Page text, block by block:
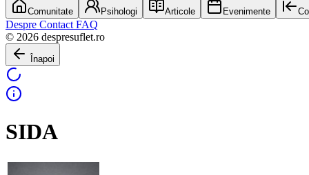
Comunitate Psihologi Articole Evenimente
Despre Contact FAQ
© 2026 despresuflet.ro
Înapoi
SIDA